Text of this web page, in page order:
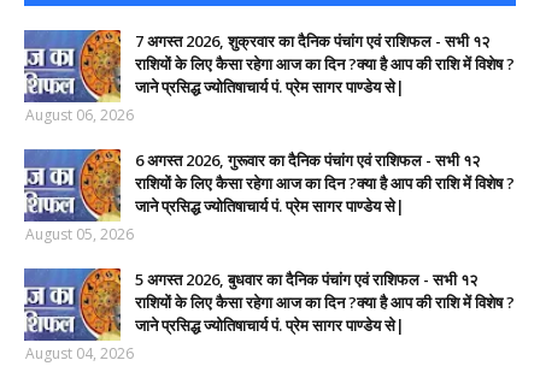
7 अगस्त 2026, शुक्रवार का दैनिक पंचांग एवं राशिफल - सभी १२
राशियों के लिए कैसा रहेगा आज का दिन ?क्या है आप की राशि में विशेष ?
जाने प्रसिद्ध ज्योतिषाचार्य पं. प्रेम सागर पाण्डेय से|
August 06, 2026
6 अगस्त 2026, गुरूवार का दैनिक पंचांग एवं राशिफल - सभी १२
राशियों के लिए कैसा रहेगा आज का दिन ?क्या है आप की राशि में विशेष ?
जाने प्रसिद्ध ज्योतिषाचार्य पं. प्रेम सागर पाण्डेय से|
August 05, 2026
5 अगस्त 2026, बुधवार का दैनिक पंचांग एवं राशिफल - सभी १२
राशियों के लिए कैसा रहेगा आज का दिन ?क्या है आप की राशि में विशेष ?
जाने प्रसिद्ध ज्योतिषाचार्य पं. प्रेम सागर पाण्डेय से|
August 04, 2026